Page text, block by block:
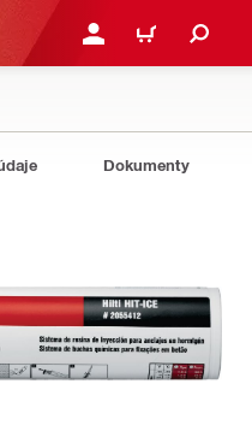
PŘIHLÁSIT NEBO
KOŠÍK
Dokumenty